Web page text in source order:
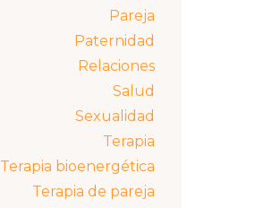
Pareja
Paternidad
Relaciones
Salud
Sexualidad
Terapia
Terapia bioenergética
Terapia de pareja